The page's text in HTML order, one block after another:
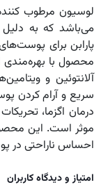
لوسیون مرطوب
می‌باشد که به
پارابن برای
محصول با بهره‌مندی
آلانتوئین و
سریع و آرام کردن
درمان اگزما،
موثر است. این
احساس ناراحتی در
امتیاز و دیدگاه کاربران